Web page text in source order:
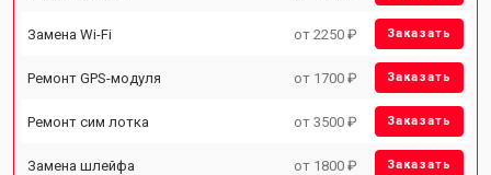
Замена Wi-Fi от 2250 ₽ Заказать
Ремонт GPS-модуля от 1700 ₽ Заказать
Ремонт сим лотка от 3500 ₽ Заказать
Замена шлейфа от 1800 ₽ Заказать